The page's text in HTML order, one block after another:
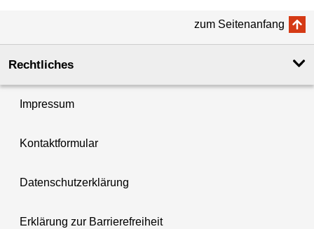
zum Seitenanfang
Rechtliches
Impressum
Kontaktformular
Datenschutzerklärung
Erklärung zur Barrierefreiheit